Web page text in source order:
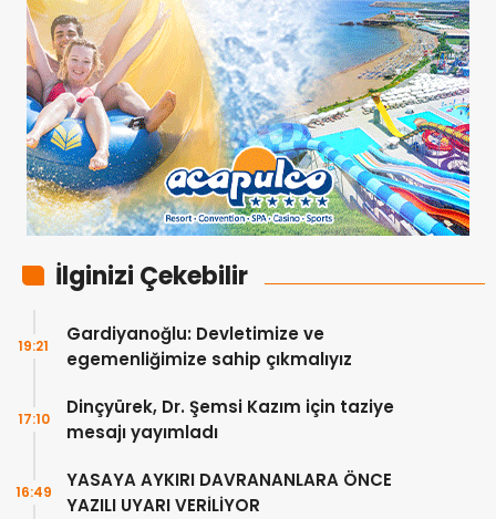
İlginizi Çekebilir
Gardiyanoğlu: Devletimize ve
egemenliğimize sahip çıkmalıyız
19:21
Dinçyürek, Dr. Şemsi Kazım için taziye
mesajı yayımladı
17:10
YASAYA AYKIRI DAVRANANLARA ÖNCE
YAZILI UYARI VERİLİYOR
16:49